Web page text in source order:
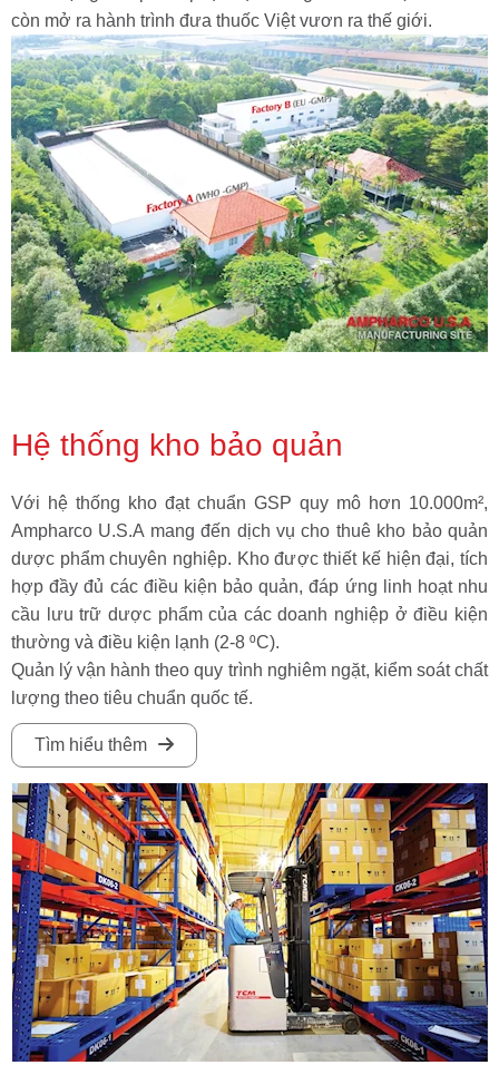
còn mở ra hành trình đưa thuốc Việt vươn ra thế giới.
Hệ thống kho bảo quản
Với hệ thống kho đạt chuẩn GSP quy mô hơn 10.000m²,
Ampharco U.S.A mang đến dịch vụ cho thuê kho bảo quản
dược phẩm chuyên nghiệp. Kho được thiết kế hiện đại, tích
hợp đầy đủ các điều kiện bảo quản, đáp ứng linh hoạt nhu
cầu lưu trữ dược phẩm của các doanh nghiệp ở điều kiện
thường và điều kiện lạnh (2-8 ⁰C).
Quản lý vận hành theo quy trình nghiêm ngặt, kiểm soát chất
lượng theo tiêu chuẩn quốc tế.
Tìm hiểu thêm